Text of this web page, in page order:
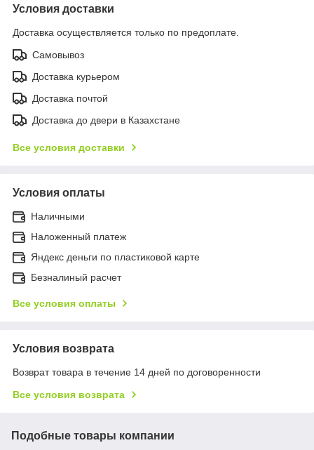
Условия доставки
Доставка осуществляется только по предоплате.
Самовывоз
Доставка курьером
Доставка почтой
Доставка до двери в Казахстане
Все условия доставки
Условия оплаты
Наличными
Наложенный платеж
Яндекс деньги по пластиковой карте
Безналиный расчет
Все условия оплаты
Условия возврата
Возврат товара в течение 14 дней по договоренности
Все условия возврата
Подобные товары компании